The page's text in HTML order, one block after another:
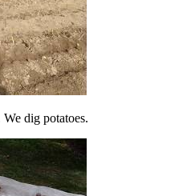
dig potatoes.